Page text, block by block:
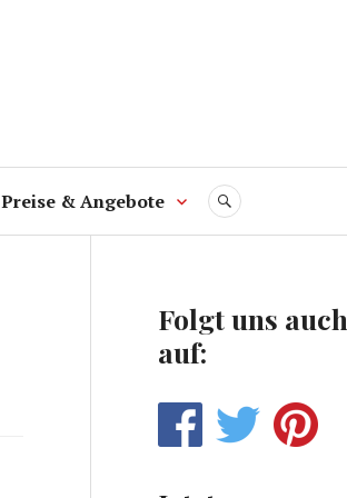
Preise & Angebote SUCHE
Folgt uns auch
auf: